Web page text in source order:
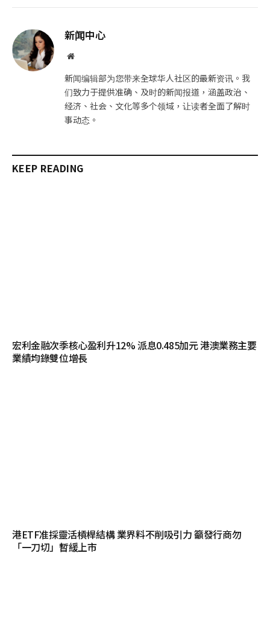
新闻中心
网
新闻编辑部为您带来全球华人社区的最新资讯。我
们致力于提供准确、及时的新闻报道，涵盖政治、
经济、社会、文化等多个领域，让读者全面了解时
事动态。
KEEP READING
宏利金融次季核心盈利升12% 派息0.485加元 港澳業務主要
業績均錄雙位增長
港ETF准採靈活槓桿結構 業界料不削吸引力 籲發行商勿
「一刀切」暫緩上市